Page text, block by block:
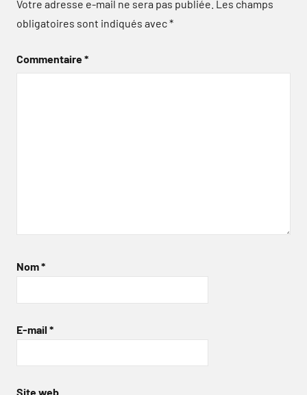
Votre adresse e-mail ne sera pas publiée. Les champs
obligatoires sont indiqués avec*
Commentaire*
Nom*
E-mail *
Site web